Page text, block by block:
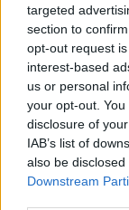
targeted
section to
opt-out request
interest-based
us or personal
your opt-out.
disclosure of
IAB’s list of
also be
Downstream
Pateikė
vaikus: jiems